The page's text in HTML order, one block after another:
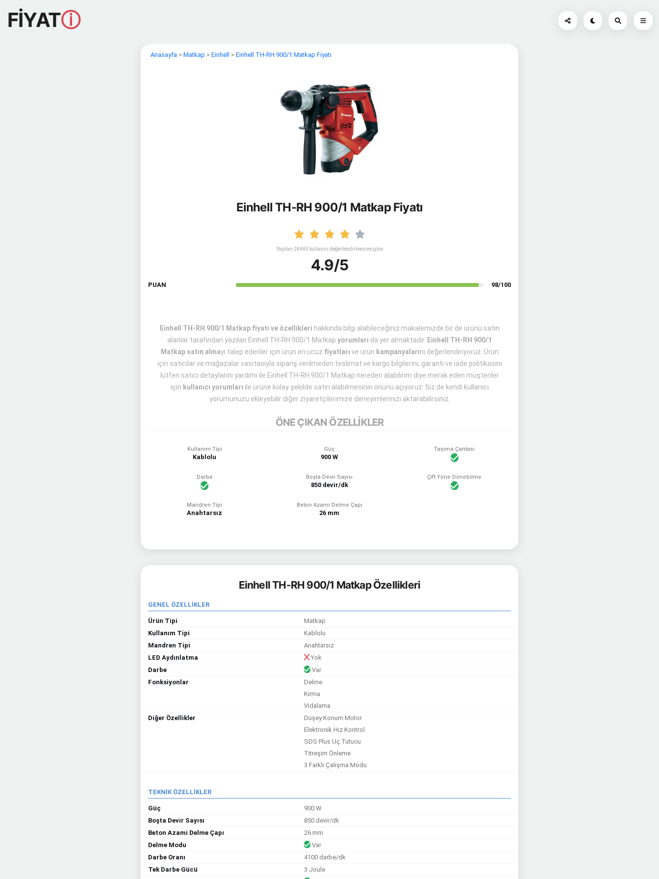
FİYATⓘ
Anasayfa > Matkap > Einhell > Einhell TH-RH 900/1 Matkap Fiyatı
Einhell TH-RH 900/1 Matkap Fiyatı
Yapılan 24445 kullanıcı değerlendirmesine göre
4.9/5
PUAN 98/100
Einhell TH-RH 900/1 Matkap fiyatı ve özellikleri hakkında bilgi alabileceğiniz makalemizde bir de ürünü satın
alanlar tarafından yazılan Einhell TH-RH 900/1 Matkap yorumları da yer almaktadır. Einhell TH-RH 900/1
Matkap satın almayı talep edenler için ürün en ucuz fiyatları ve ürün kampanyalarını değerlendiriyoruz. Ürün
için satıcılar ve mağazalar vasıtasıyla sipariş verilmeden teslimat ve kargo bilgilerini, garanti ve iade politikasını
lütfen satıcı detaylarını yardımı ile Einhell TH-RH 900/1 Matkap nereden alabilirim diye merak eden müşteriler
için kullanıcı yorumları ile ürüne kolay şekilde satın alabilmesinin önünü açıyoruz. Siz de kendi kullanıcı
yorumunuzu ekleyebilir diğer ziyaretçilerimize deneyimlerinizi aktarabilirsiniz.
ÖNE ÇIKAN ÖZELLİKLER
Kullanım Tipi
Kablolu
Güç
900 W
Taşıma Çantası
Darbe Boşta Devir Sayısı
850 devir/dk
Çift Yöne Dönebilme
Mandren Tipi
Anahtarsız
Beton Azami Delme Çapı
26 mm
Einhell TH-RH 900/1 Matkap Özellikleri
GENEL ÖZELLİKLER
Ürün Tipi
Matkap
Kullanım Tipi
Kablolu
Mandren Tipi
Anahtarsız
LED Aydınlatma
Yok
Darbe
Var
Fonksiyonlar
Delme
Kırma
Vidalama
Diğer Özellikler
Düşey Konum Motor
Elektronik Hız Kontrol
SDS Plus Uç Tutucu
Titreşim Önleme
3 Farklı Çalışma Modu
TEKNİK ÖZELLİKLER
Güç
900 W
Boşta Devir Sayısı
850 devir/dk
Beton Azami Delme Çapı
26 mm
Delme Modu
Var
Darbe Oranı
4100 darbe/dk
Tek Darbe Gücü
3 Joule